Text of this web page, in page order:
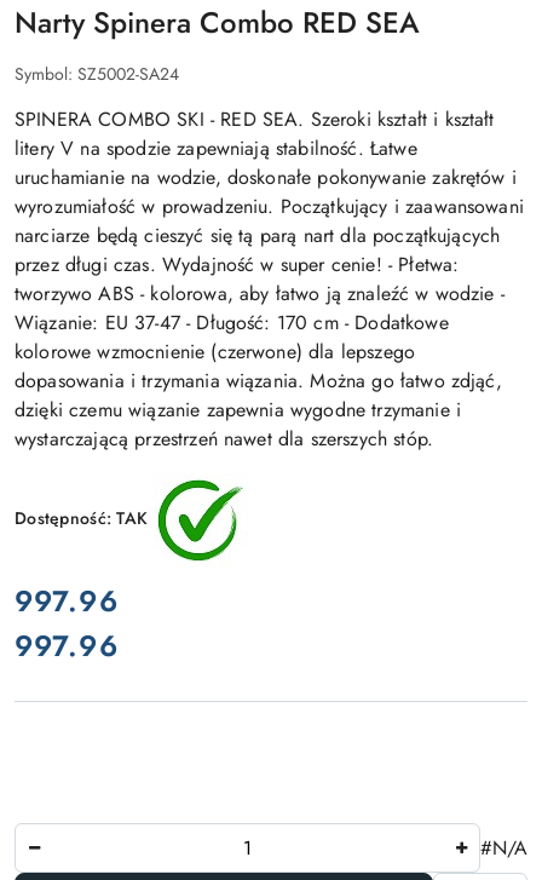
Narty Spinera Combo RED SEA
Symbol: SZ5002-SA24
SPINERA COMBO SKI - RED SEA. Szeroki kształt i kształt
litery V na spodzie zapewniają stabilność. Łatwe
uruchamianie na wodzie, doskonałe pokonywanie zakrętów i
wyrozumiałość w prowadzeniu. Początkujący i zaawansowani
narciarze będą cieszyć się tą parą nart dla początkujących
przez długi czas. Wydajność w super cenie! - Płetwa:
tworzywo ABS - kolorowa, aby łatwo ją znaleźć w wodzie -
Wiązanie: EU 37-47 - Długość: 170 cm - Dodatkowe
kolorowe wzmocnienie (czerwone) dla lepszego
dopasowania i trzymania wiązania. Można go łatwo zdjąć,
dzięki czemu wiązanie zapewnia wygodne trzymanie i
wystarczającą przestrzeń nawet dla szerszych stóp.
Dostępność:TAK
cena:
997.96
Cena:
997.96
#N/A